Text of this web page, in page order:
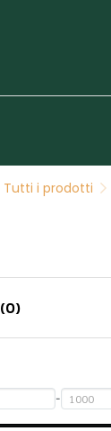
Tutti i prodotti
(0)
-